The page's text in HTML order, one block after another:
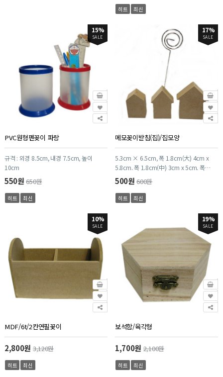
히트 최신
15%
SALE
PVC원형펜꽂이 파랑
규격 : 외경 8.5cm, 내경 7.5cm, 높이
10cm
550원650원
히트 최신
17%
SALE
메모꽂이받침(집)/집모양
5.3cm × 6.5cm, 폭 1.8cm(大) 4cm x
5.8cm. 폭 1.8cm(中) 3cm x 5cm. 폭
1.8cm(小) 3조 1셋트
500원600원
히트 최신
10%
SALE
MDF/6t/2칸연필꽃이
2,800원 3,120원
히트 최신
19%
SALE
보석함/육각형
1,700원2,100원
히트 최신